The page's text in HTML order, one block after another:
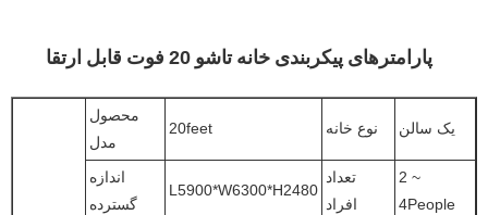
پارامترهای پیکربندی خانه تاشو 20 فوت قابل ارتقا
محصول
مدل
20feet نوع خانه یک سالن
اندازه
گسترده
L5900*W6300*H2480
تعداد
افراد
2 ~
4People